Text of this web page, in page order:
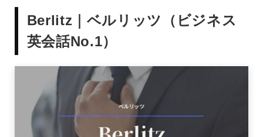
Berlitz｜ベルリッツ（ビジネス
英会話No.1）